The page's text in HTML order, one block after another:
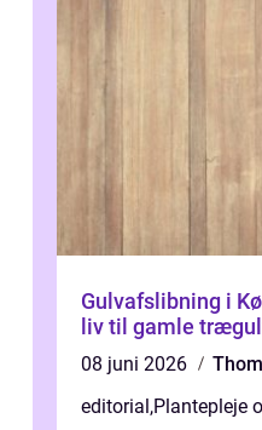
Gulvafslibning i
liv til gamle
08 juni 2026
editorial ,Plantepleje